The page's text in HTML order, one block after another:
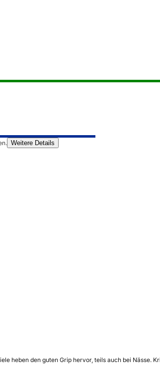
Weitere Details
heben den guten Grip hervor, teils auch bei